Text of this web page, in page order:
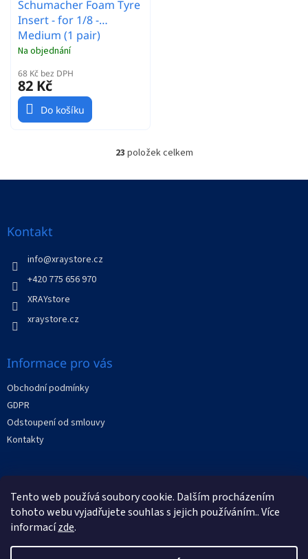
Tento web používá soubory cookie. Dalším procházením
tohoto webu vyjadřujete souhlas s jejich používáním.. Více
informacízde.
Schumacher Foam Tyre
Insert - for 1/8 -
Medium (1 pair)
Na objednání
68 Kč bez DPH
82 Kč
Do košíku
O
l
23 položek celkem
Z
Kontakt
info@xraystore.cz
+420 775 656 970
XRAYstore
xraystore.cz
Informace pro vás
Obchodní podmínky
GDPR
Odstoupení od smlouvy
Kontakty
Facebook